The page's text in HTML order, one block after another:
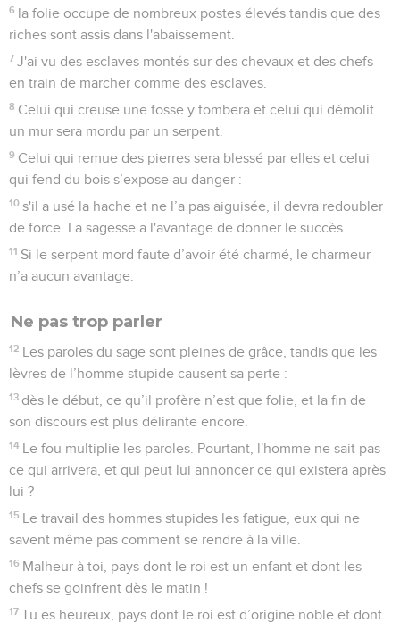
6 la folie occupe de nombreux postes élevés tandis que des
riches sont assis dans l'abaissement.
7 J'ai vu des esclaves montés sur des chevaux et des chefs
en train de marcher comme des esclaves.
8 Celui qui creuse une fosse y tombera et celui qui démolit
un mur sera mordu par un serpent.
9 Celui qui remue des pierres sera blessé par elles et celui
qui fend du bois s’expose au danger :
10 s'il a usé la hache et ne l’a pas aiguisée, il devra redoubler
de force. La sagesse a l'avantage de donner le succès.
11 Si le serpent mord faute d’avoir été charmé, le charmeur
n’a aucun avantage.
Ne pas trop parler
12 Les paroles du sage sont pleines de grâce, tandis que les
lèvres de l’homme stupide causent sa perte :
13 dès le début, ce qu’il profère n’est que folie, et la fin de
son discours est plus délirante encore.
14 Le fou multiplie les paroles. Pourtant, l'homme ne sait pas
ce qui arrivera, et qui peut lui annoncer ce qui existera après
lui ?
15 Le travail des hommes stupides les fatigue, eux qui ne
savent même pas comment se rendre à la ville.
16 Malheur à toi, pays dont le roi est un enfant et dont les
chefs se goinfrent dès le matin !
17 Tu es heureux, pays dont le roi est d’origine noble et dont